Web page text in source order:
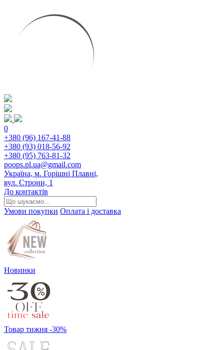
0
+380 (96) 167-41-88
+380 (93) 018-56-92
+380 (95) 763-81-32
poops.pl.ua@gmail.com
Україна, м. Горішні Плавні,
вул. Строни, 1
До контактів
Умови покупки Оплата і доставка
Новинки
Товар тижня -30%